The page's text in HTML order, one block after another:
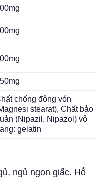
chống đông vón
stearat), Chất bảo
(Nipazil, Nipazol) vỏ
gelatin
ngủ ngon giấc. Hỗ